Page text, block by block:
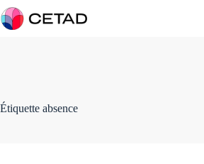
Passer
Étiquette absence